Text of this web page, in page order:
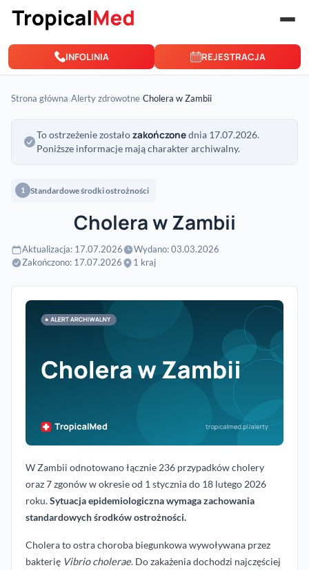
Przejdź do treści
INFOLINIA REJESTRACJA
Strona główna›Alerty zdrowotne›Cholera w Zambii
To ostrzeżenie zostałozakończonednia 17.07.2026.
Poniższe informacje mają charakter archiwalny.
1 Standardowe środki ostrożności
Cholera w Zambii
Aktualizacja: 17.07.2026
Wydano: 03.03.2026
Zakończono: 17.07.2026
1 kraj
W Zambii odnotowano łącznie 236 przypadków cholery
oraz 7 zgonów w okresie od 1 stycznia do 18 lutego 2026
roku.Sytuacja epidemiologiczna wymaga zachowania
standardowych środków ostrożności.
Cholera to ostra choroba biegunkowa wywoływana przez
bakterię Vibrio cholerae. Do zakażenia dochodzi najczęściej